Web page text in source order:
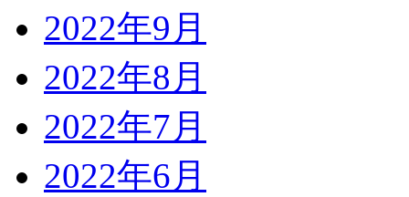
2022年9月
2022年8月
2022年7月
2022年6月